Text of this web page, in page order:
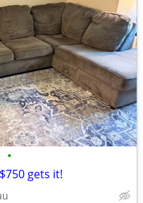
•
gets it!